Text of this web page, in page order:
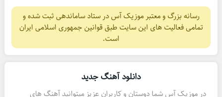
رسانه بزرگ و معتبر موزیک آس در ستاد ساماندهی ثبت شده و
تمامی فعالیت های این سایت طبق قوانین جمهوری اسلامی ایران
است.
دانلود آهنگ جدید
در موزیک آس شما دوستان و کاربران عزیز میتوانید آهنگ های